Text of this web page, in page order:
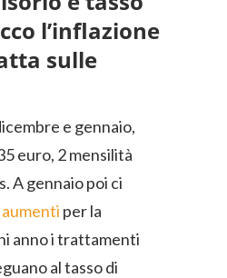
l’inflazione
sulle
e gennaio,
euro, 2 mensilità
A gennaio poi ci
per la
anno i trattamenti
al tasso di